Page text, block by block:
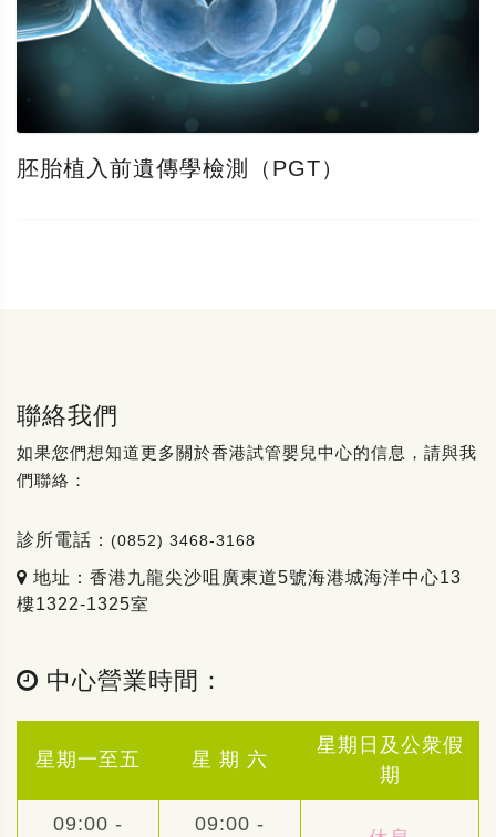
胚胎植入前遺傳學檢測（PGT）
聯絡我們
如果您們想知道更多關於香港試管嬰兒中心的信息，請與我
們聯絡：
診所電話： (0852) 3468-3168
地址：香港九龍尖沙咀廣東道5號海港城海洋中心13
樓1322-1325室
中心營業時間：
星期一至五 星 期 六
星期日及公衆假
期
09:00 - 09:00 -